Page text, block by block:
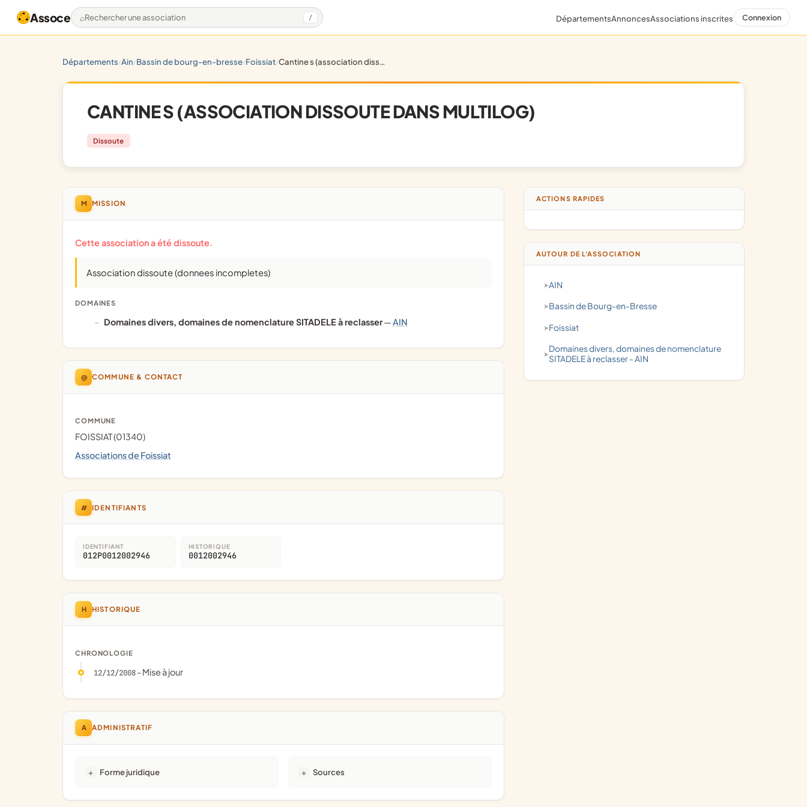
Assoce Rechercher une association / DépartementsAnnoncesAssociations inscrites Connexion
départements/ ain/ bassin de bourg-en-bresse/ foissiat/ cantine s (association dissoute dans multilog)
CANTINE S (ASSOCIATION DISSOUTE DANS MULTILOG)
Dissoute
M MISSION
Cette association a été dissoute.
Association dissoute (donnees incompletes)
DOMAINES
domaines divers, domaines de nomenclature SITADELE à reclasser—AIN
@ COMMUNE & CONTACT
COMMUNE
FOISSIAT (01340)
Associations de Foissiat
# IDENTIFIANTS
IDENTIFIANT
012P0012002946
HISTORIQUE
0012002946
H HISTORIQUE
CHRONOLOGIE
12/12/2008- Mise à jour
A ADMINISTRATIF
Forme juridique Sources
ACTIONS RAPIDES
AUTOUR DE L'ASSOCIATION
AIN
Bassin de Bourg-en-Bresse
Foissiat
domaines divers, domaines de nomenclature
SITADELE à reclasser - AIN